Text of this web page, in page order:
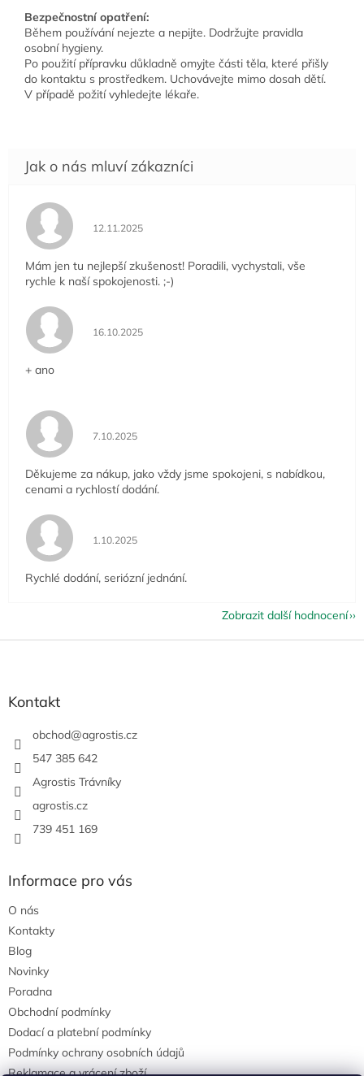
Bezpečnostní opatření:
Během používání nejezte a nepijte. Dodržujte pravidla
osobní hygieny.
Po použití přípravku důkladně omyjte části těla, které přišly
do kontaktu s prostředkem. Uchovávejte mimo dosah dětí.
V případě požití vyhledejte lékaře.
Hodnocení obchodu je 5 z 5 hvězdiček.
12.11.2025
Mám jen tu nejlepší zkušenost! Poradili, vychystali, vše
rychle k naší spokojenosti. ;-)
Hodnocení obchodu je 5 z 5 hvězdiček.
16.10.2025
+ ano
Hodnocení obchodu je 5 z 5 hvězdiček.
7.10.2025
Děkujeme za nákup, jako vždy jsme spokojeni, s nabídkou,
cenami a rychlostí dodání.
Hodnocení obchodu je 5 z 5 hvězdiček.
1.10.2025
Rychlé dodání, seriózní jednání.
Zobrazit další hodnocení
Kontakt
obchod@agrostis.cz
547 385 642
Agrostis Trávníky
agrostis.cz
739 451 169
Informace pro vás
O nás
Kontakty
Blog
Novinky
Poradna
Obchodní podmínky
Dodací a platební podmínky
Podmínky ochrany osobních údajů
Reklamace a vrácení zboží